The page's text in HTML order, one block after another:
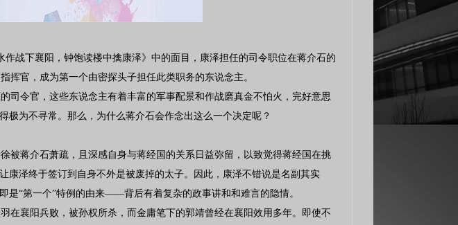
战下襄阳，钟饱读楼中擒康泽》中的面目，康泽担任的司令职位在蒋介石的
官，成为第一个由密探头子担任此类职务的东说念主。
司令官，这些东说念主有着丰富的军事配景和作战磨真金不怕火，完好意思
极为不寻常。那么，为什么蒋介石会作念出这么一个决定呢？
被蒋介石萧疏，且深感自身与蒋经国的关系日益弥留，以致觉得蒋经国在挑
康泽终于签订到自身不外是被废掉的太子。因此，康泽不错说是名副其实
是“第一个”特例的由来——背后有着复杂的政事讲和和难言的隐情。
在襄阳兵败，被孙权所杀，而金庸笔下的郭靖曾经在襄阳效用多年。即使不